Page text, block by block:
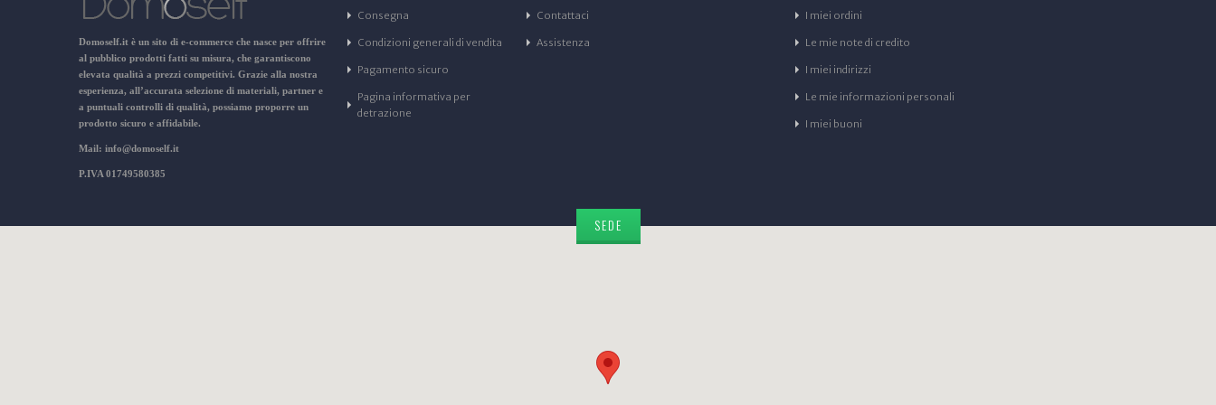
Domoself.it è un sito di e-commerce che nasce per offrire
al pubblico prodotti fatti su misura, che garantiscono
elevata qualità a prezzi competitivi. Grazie alla nostra
esperienza, all’accurata selezione di materiali, partner e
a puntuali controlli di qualità, possiamo proporre un
prodotto sicuro e affidabile.
Mail: info@domoself.it
P.IVA 01749580385
Consegna
Condizioni generali di vendita
Pagamento sicuro
Pagina informativa per
detrazione
Contattaci
Assistenza
I miei ordini
Le mie note di credito
I miei indirizzi
Le mie informazioni personali
I miei buoni
SEDE